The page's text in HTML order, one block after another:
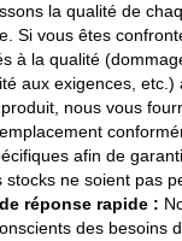
la qualité de
Si vous êtes
à la qualité
aux exigences, etc.)
nous vous
afin de
stocks ne soient pas
réponse rapide :
des besoins